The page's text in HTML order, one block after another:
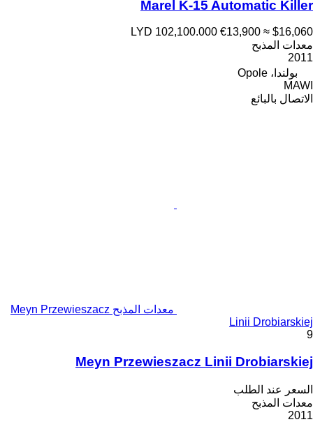
Marel K-15 Automatic Killer
LYD 102,100.000 €13,900 ≈ $16,060
معدات المذبح
2011
بولندا، Opole
MAWI
الاتصال بالبائع
معدات المذبح Meyn Przewieszacz
Linii Drobiarskiej
9
Meyn Przewieszacz Linii Drobiarskiej
السعر عند الطلب
معدات المذبح
2011